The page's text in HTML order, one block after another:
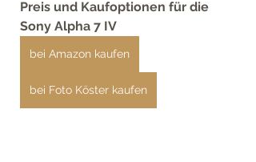
Preis und Kaufoptionen für die
Sony Alpha 7 IV
bei Amazon kaufen
bei Foto Köster kaufen